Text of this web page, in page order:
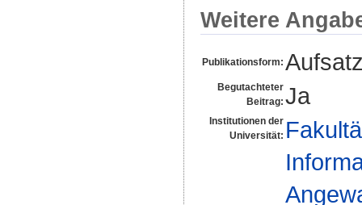
Weitere
Publikationsform:
Begutachteter
Beitrag: Ja
Institutionen der
Universität: